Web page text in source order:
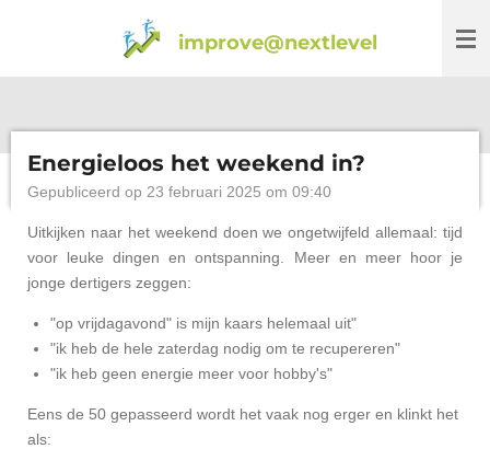
improve@nextlevel
Energieloos het weekend in?
Gepubliceerd op 23 februari 2025 om 09:40
Uitkijken naar het weekend doen we ongetwijfeld allemaal: tijd
voor leuke dingen en ontspanning. Meer en meer hoor je
jonge dertigers zeggen:
"op vrijdagavond" is mijn kaars helemaal uit"
"ik heb de hele zaterdag nodig om te recupereren"
"ik heb geen energie meer voor hobby's"
Eens de 50 gepasseerd wordt het vaak nog erger en klinkt het
als: